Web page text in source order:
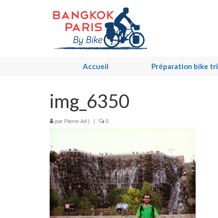
Accueil Préparation bike
img_6350
par Pierre-Ad | | 0